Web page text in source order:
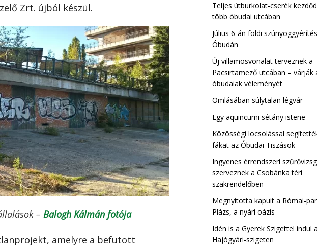
Zrt. újból készül.
– Balogh Kálmán fotója
amelyre a befutott
Teljes útburkolat-cserék
több óbudai utcában
Július 6-án földi
Óbudán
Új villamosvonalat terveznek a
Pacsirtamező utcában – várják
óbudaiak véleményét
Omlásában súlytalan légvár
Egy aquincumi sétány istene
Közösségi locsolással
fákat az Óbudai Tiszások
Ingyenes érrendszeri
szerveznek a Csobánka téri
szakrendelőben
Megnyitotta kapuit a Római-
Plázs, a nyári oázis
Idén is a Gyerek Szigettel indul
Hajógyári-szigeten
Kiscelli Tisza
Óbuda